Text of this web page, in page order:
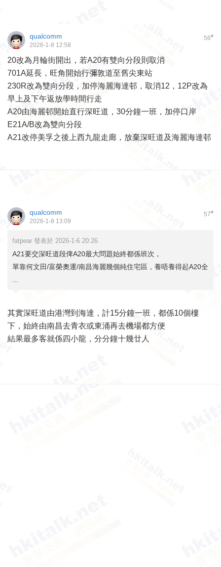
56#
qualcomm
2026-1-8 12:58
20改為月輪街開出，若A20有雙向分段則取消
701A延長，旺角開始行彌敦道至舊尖東站
230R改為雙向分段，加停海麗海達邨，取消12，12P改為
早上及下午返放學時間行走
A20由海麗邨開始直行深旺道，30分鐘一班，加停口岸
E21A/B改為雙向分段
A21改停美孚之後上西九龍走廊，放棄深旺道及海麗海達邨
57#
qualcomm
2026-1-8 13:09
fatpear 發表於 2026-1-6 20:26
A21要交深旺道段俾A20最大問題始終都係班次，
單靠何文田/富榮奧運/南昌海麗幾個純住宅區，養唔養得起A20全
其實深旺道由港灣到海達，計15分鐘一班，都係10個樓
下，始終由南昌去青衣或東涌再去機場都方便
結果最多客就係四小龍，分分鐘十幾廿人